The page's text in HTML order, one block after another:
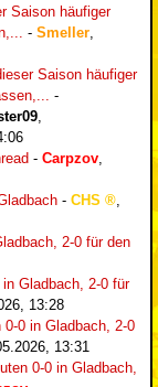
Saison häufiger
- Smeller
Saison häufiger
-
- Carpzov
- CHS
2-0 für den
in Gladbach, 2-0 für
13:28
0-0 in Gladbach, 2-0
13:31
0-0 in Gladbach,